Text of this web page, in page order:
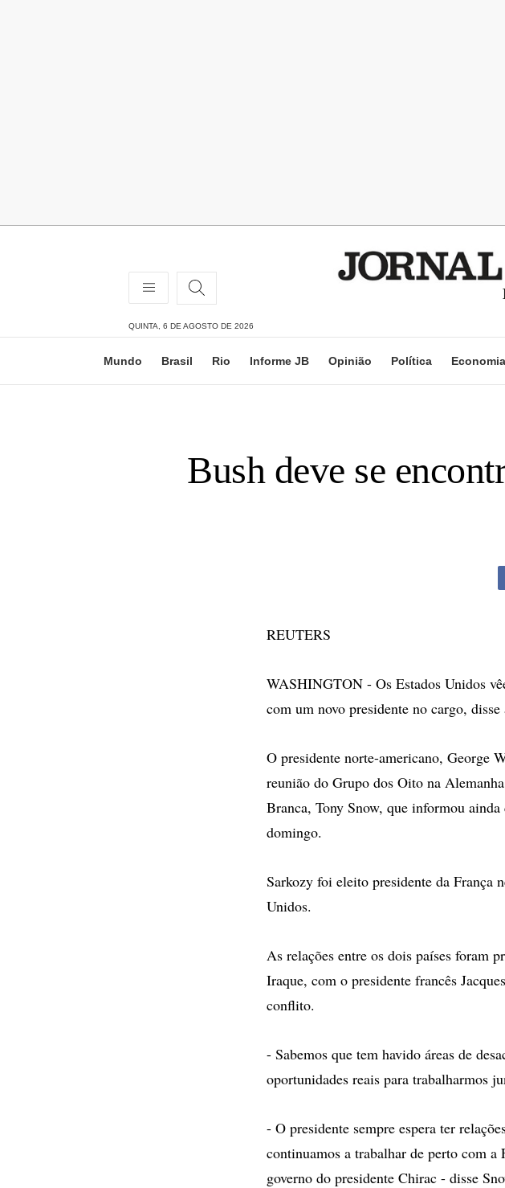
QUINTA, 6 DE AGOSTO DE 2026
Mundo Brasil Rio Informe JB Opinião Política Economia
Bush deve se
REUTERS
WASHINGTON - Os Estados Unidos
com um novo presidente no cargo,
O presidente norte-americano, George
reunião do Grupo dos Oito na
Branca, Tony Snow, que informou
domingo.
Sarkozy foi eleito presidente da França
Unidos.
As relações entre os dois países foram
Iraque, com o presidente francês
conflito.
- Sabemos que tem havido áreas de
oportunidades reais para trabalharmos
- O presidente sempre espera ter
continuamos a trabalhar de perto com a
governo do presidente Chirac - disse